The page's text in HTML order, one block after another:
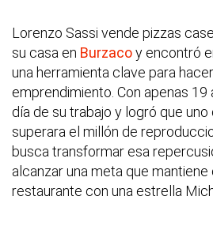
Lorenzo Sassi vende pizzas
su casa en Burzacoy encontró
una herramienta clave para
emprendimiento. Con apenas 19
día de su trabajo y logró que
superara el millón de
busca transformar esa
alcanzar una meta que
restaurante con una estrella